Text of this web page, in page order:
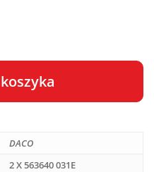
DACO
2 X 563640 031E